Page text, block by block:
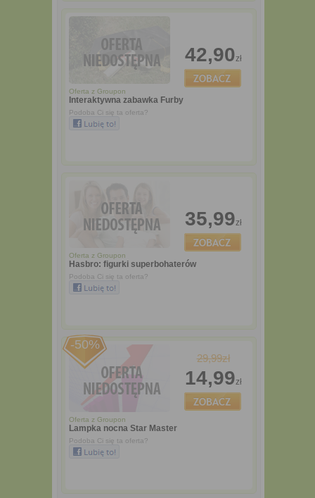
Oferta z Groupon
Interaktywna zabawka Furby
Podoba Ci się ta oferta?
42,90zł
Oferta z Groupon
Hasbro: figurki superbohaterów
Podoba Ci się ta oferta?
35,99zł
-50%
Oferta z Groupon
Lampka nocna Star Master
Podoba Ci się ta oferta?
29,99zł
14,99zł